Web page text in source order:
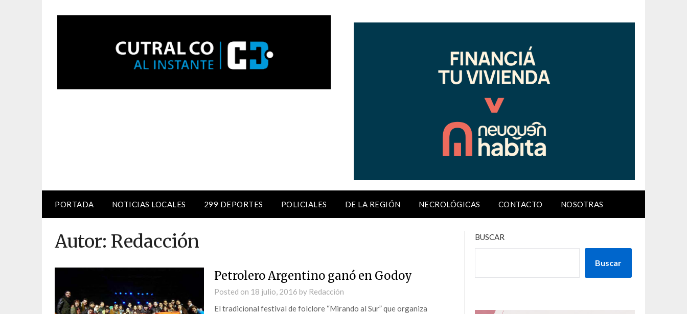
PORTADA NOTICIAS LOCALES 299 DEPORTES POLICIALES DE LA REGIÓN NECROLÓGICAS CONTACTO NOSOTRAS
Autor: Redacción
Petrolero Argentino ganó en Godoy
Posted on 18 julio, 2016 by Redacción
El tradicional festival de folclore “Mirando al Sur” que organiza
BUSCAR
Buscar